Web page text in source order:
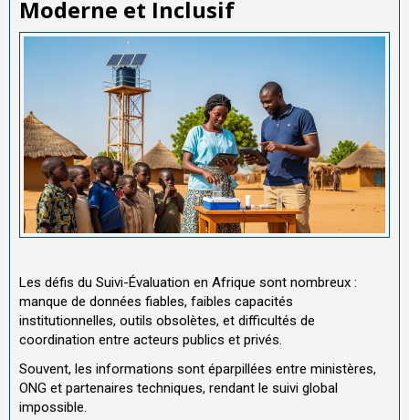
Moderne et Inclusif
Les défis du Suivi-Évaluation en Afrique sont nombreux :
manque de données fiables, faibles capacités
institutionnelles, outils obsolètes, et difficultés de
coordination entre acteurs publics et privés.
Souvent, les informations sont éparpillées entre ministères,
ONG et partenaires techniques, rendant le suivi global
impossible.